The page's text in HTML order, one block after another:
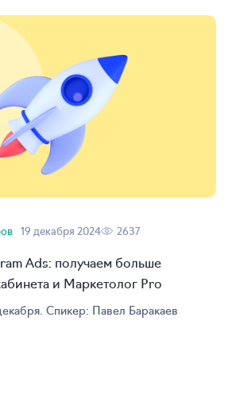
19 декабря 2024 2637
Ads: получаем больше
и Маркетолог Pro
Спикер: Павел Баракаев